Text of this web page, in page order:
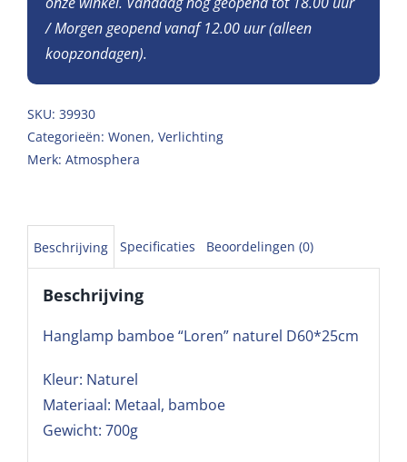
/ Morgen geopend vanaf 12.00 uur (alleen
koopzondagen).
SKU: 39930
Categorieën: Wonen, Verlichting
Merk: Atmosphera
Beschrijving Specificaties Beoordelingen (0)
Beschrijving
Hanglamp bamboe “Loren” naturel D60*25cm
Kleur: Naturel
Materiaal: Metaal, bamboe
Gewicht: 700g